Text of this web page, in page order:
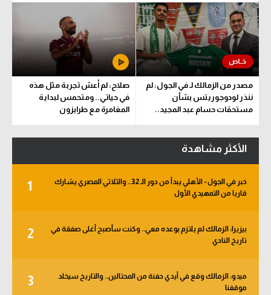
مصدر من الزمالك لـ في الجول: لم
ننذر لودوجوريتس بشأن
مستحقات حسام عبد المجيد..
صلاح: لم أعش تجربة مثل هذه
في حياتي.. ومتحمس لبداية
المغامرة مع طرابزون
الأكثر مشاهدة
1
خبر في الجول - الأهلي يبدأ من دور الـ 32.. والثلاثي المصري يشارك
قاريا من التمهيدي الأول
2
بيزيرا: الزمالك لم يلتزم بوعده معي.. وكنت سأصبح أغلى صفقة في
تاريخ النادي
3
ميدو: الزمالك وقع في أيدي حفنة من المحتالين.. والتاريخ سيخلد
موقفنا